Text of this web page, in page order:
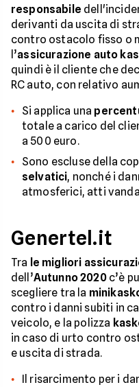
responsabile
derivanti da uscita di
contro ostacolo fisso o
l’assicurazione auto
quindi è il cliente che
RC auto, con relativo
Si applica una
totale a carico del
a 500 euro.
Sono escluse della
selvatici, nonché i
atmosferici, atti
Genertel.it
Tra le migliori
dell’Autunno 2020c’è
scegliere tra la
contro i danni subiti in
veicolo, e la polizza
in caso di urto contro
e uscita di strada.
Il risarcimento per i